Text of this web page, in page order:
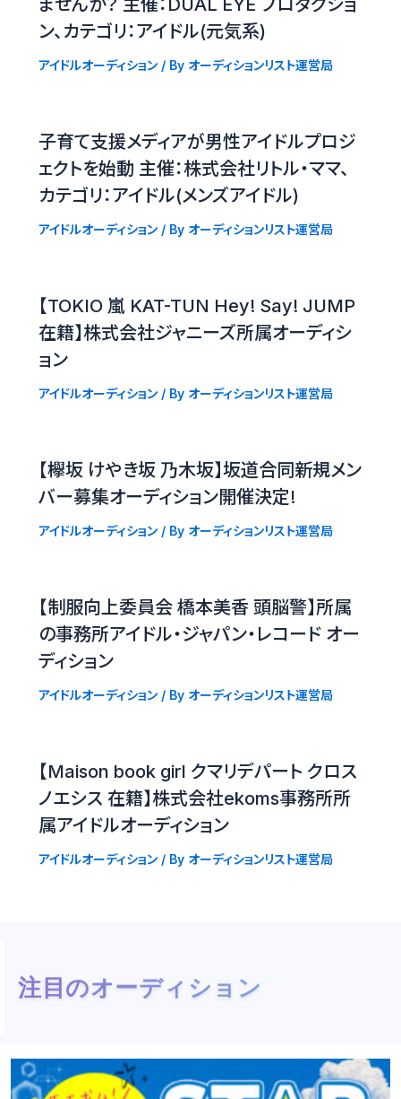
ン、カテゴリ：アイドル(元気系)
アイドルオーディション/ By オーディションリスト運営局
子育て支援メディアが男性アイドルプロジ
ェクトを始動 主催：株式会社リトル・ママ、
カテゴリ：アイドル(メンズアイドル)
アイドルオーディション/ By オーディションリスト運営局
【TOKIO 嵐 KAT-TUN Hey! Say! JUMP
在籍】株式会社ジャニーズ所属オーディシ
ョン
アイドルオーディション/ By オーディションリスト運営局
【欅坂 けやき坂 乃木坂】坂道合同新規メン
バー募集オーディション開催決定!
アイドルオーディション/ By オーディションリスト運営局
【制服向上委員会 橋本美香 頭脳警】所属
の事務所アイドル・ジャパン・レコード オー
ディション
アイドルオーディション/ By オーディションリスト運営局
【Maison book girl クマリデパート クロス
ノエシス 在籍】株式会社ekoms事務所所
属アイドルオーディション
アイドルオーディション/ By オーディションリスト運営局
注目のオーディション